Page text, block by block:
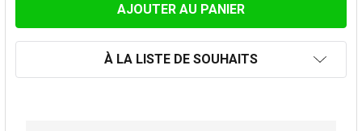
À LA LISTE DE SOUHAITS